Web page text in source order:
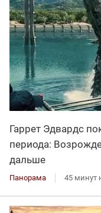
Гаррет Эдвардс
периода:
дальше
Панорама 45 минут